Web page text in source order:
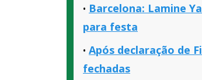
Barcelona: Lamine
para festa
Após declaração de
fechadas